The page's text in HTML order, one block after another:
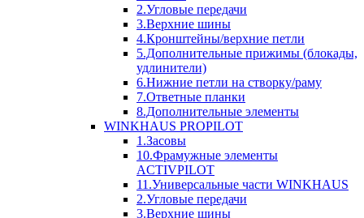
2.Угловые передачи
3.Верхние шины
4.Кронштейны/верхние петли
5.Дополнительные прижимы (блокады,
удлинители)
6.Нижние петли на створку/раму
7.Ответные планки
8.Дополнительные элементы
WINKHAUS PROPILOT
1.Засовы
10.Фрамужные элементы
ACTIVPILOT
11.Универсальные части WINKHAUS
2.Угловые передачи
3.Верхние шины